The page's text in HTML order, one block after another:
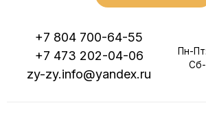
+7 804 700-64-55
+7 473 202-04-06
zy-zy.info@yandex.ru
Пн-